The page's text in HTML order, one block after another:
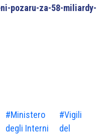
pozaru-za-58-miliardy-
#Ministero
degli Interni
#Vigili
del